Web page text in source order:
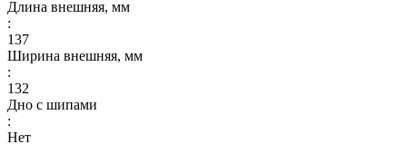
Длина внешняя, мм
:
137
Ширина внешняя, мм
:
132
Дно с шипами
:
Нет